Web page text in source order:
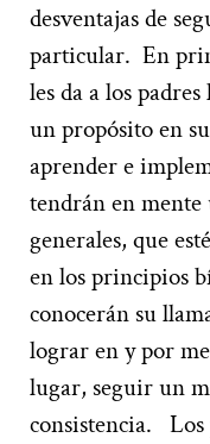
desventajasde
particular. En
les daa los
un propósitoen
aprendere
tendránen mente
generales, que
en los principios
conocerán su
lograr en y por
lugar, seguir un
consistencia. Los